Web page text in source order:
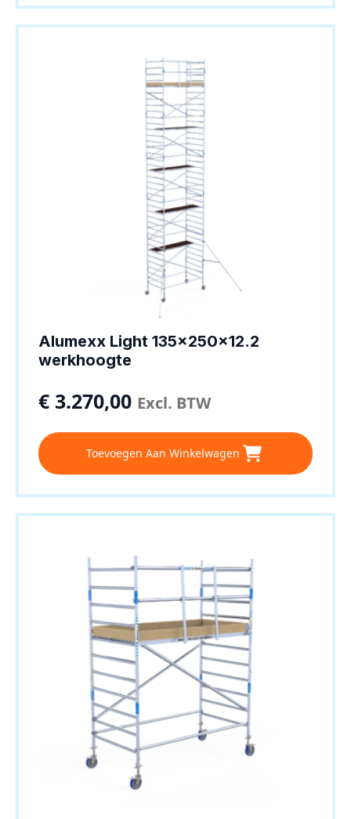
Alumexx Light 135x250x12.2
werkhoogte
€ 3.270,00 Excl. BTW
Toevoegen Aan Winkelwagen